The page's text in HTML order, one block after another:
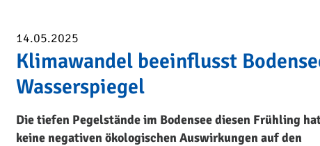
14.05.2025
Klimawandel beeinflusst
Wasserspiegel
Die tiefen Pegelstände im Bodensee diesen Frühling
keine negativen ökologischen Auswirkungen auf den